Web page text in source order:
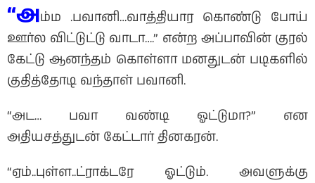
“அம்ம .பவானி…வாத்தியார கொண்டு போய்
ஊர்ல விட்டுட்டு வாடா….” என்ற அப்பாவின் குரல்
கேட்டு ஆனந்தம் கொள்ளா மனதுடன் படிகளில்
குதித்தோடி வந்தாள் பவானி.
“அட… பவா வண்டி ஓட்டுமா?” என
அதியசத்துடன் கேட்டார் தினகரன்.
“ஏம்..புள்ள..ட்ராக்டரே ஓட்டும். அவளுக்கு